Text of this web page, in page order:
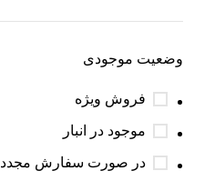
وضعیت موجودی
فروش ویژه
موجود در انبار
در صورت سفارش مجدد